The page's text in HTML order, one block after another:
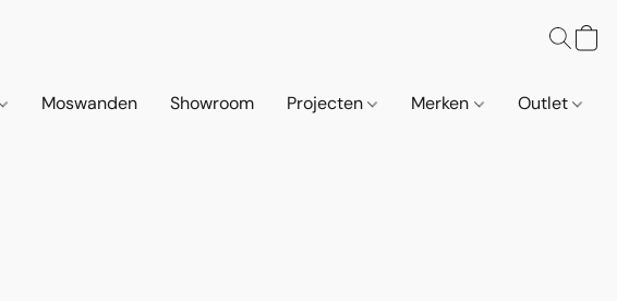
Moswanden Showroom Projecten Merken Outlet